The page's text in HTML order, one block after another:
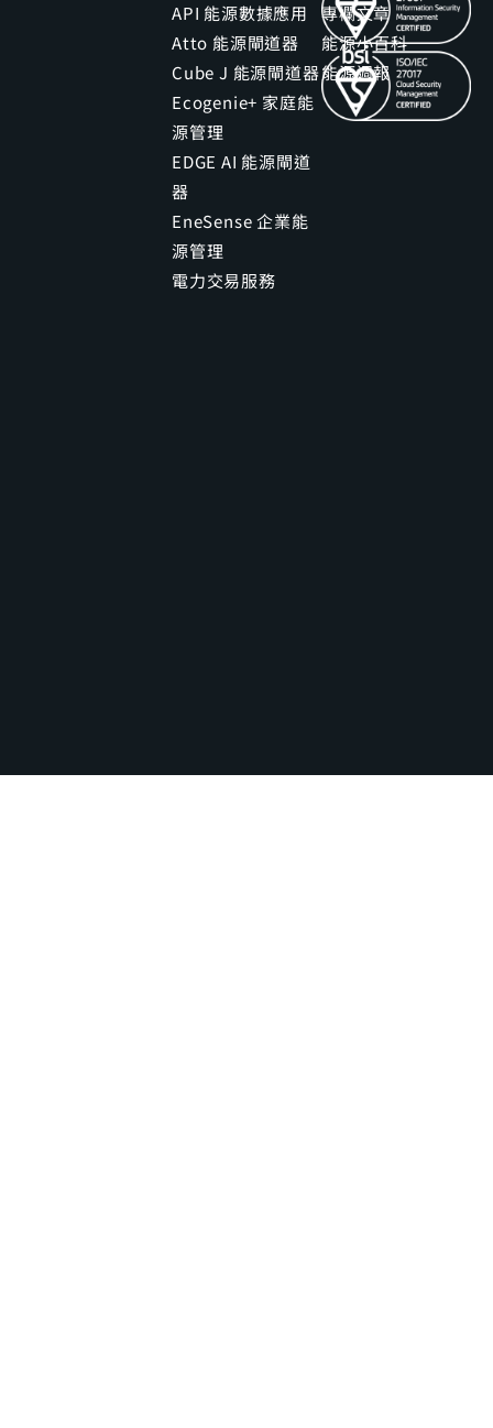
API 能源數據應用
Atto 能源閘道器
Cube J 能源閘道器
Ecogenie+ 家庭能
源管理
EDGE AI 能源閘道
器
EneSense 企業能
源管理
電力交易服務
專欄文章
能源小百科
能源週報